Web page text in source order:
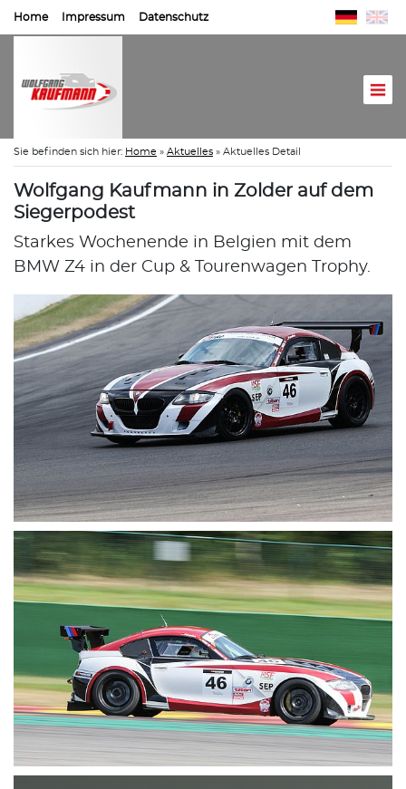
Home Impressum Datenschutz
Sie befinden sich hier: Home » Aktuelles » Aktuelles Detail
Wolfgang Kaufmann in Zolder auf dem
Siegerpodest
Starkes Wochenende in Belgien mit dem
BMW Z4 in der Cup & Tourenwagen Trophy.